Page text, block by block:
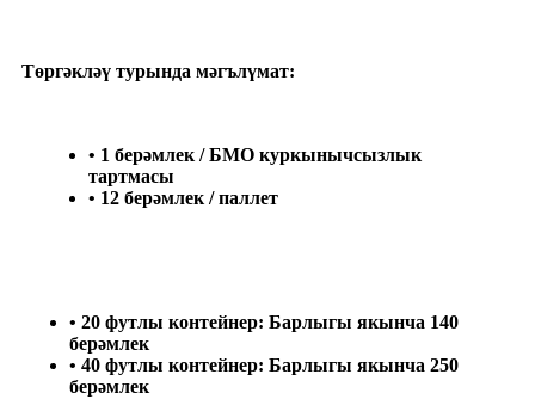
Төргәкләү турында мәгълүмат:
• 1 берәмлек / БМО куркынычсызлык
тартмасы
• 12 берәмлек / паллет
• 20 футлы контейнер: Барлыгы якынча 140
берәмлек
• 40 футлы контейнер: Барлыгы якынча 250
берәмлек